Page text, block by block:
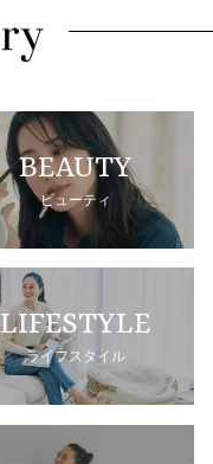
BEAUTY
ビューティ
LIFESTYLE
ライフスタイル